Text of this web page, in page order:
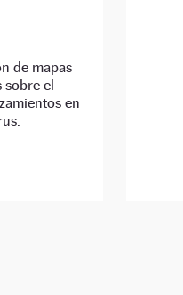
de mapas
sobre el
en